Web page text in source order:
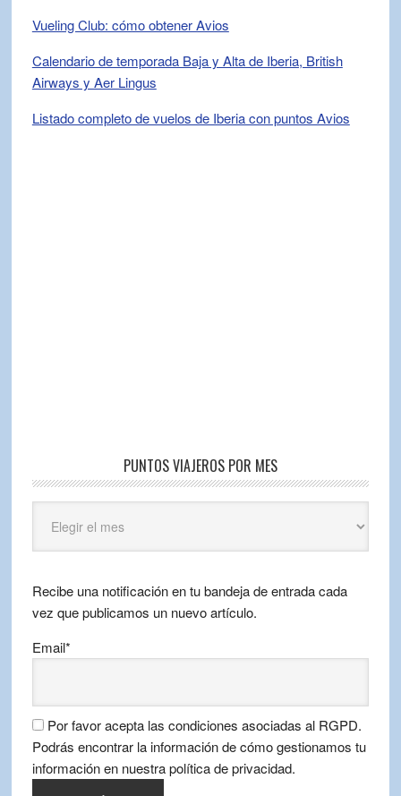
Vueling Club: cómo obtener Avios
Calendario de temporada Baja y Alta de Iberia, British
Airways y Aer Lingus
Listado completo de vuelos de Iberia con puntos Avios
PUNTOS VIAJEROS POR MES
Viajeros
por
Recibe una notificación en tu bandeja de entrada cada
vez que publicamos un nuevo artículo.
Email*
Por favor acepta las condiciones asociadas al RGPD.
Podrás encontrar la información de cómo gestionamos tu
información en nuestra política de privacidad.